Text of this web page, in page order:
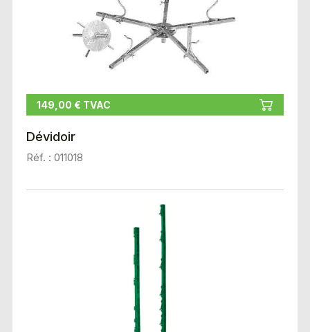
149,00 € TVAC
Dévidoir
Réf. : 011018